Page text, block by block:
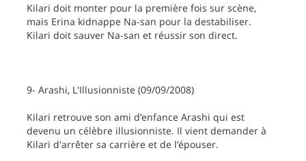
Kilari doit monter pour la première fois sur scène,
mais Erina kidnappe Na-san pour la destabiliser.
Kilari doit sauver Na-san et réussir son direct.
9- Arashi, L'Illusionniste (09/09/2008)
Kilari retrouve son ami d’enfance Arashi qui est
devenu un célèbre illusionniste. Il vient demander à
Kilari d'arrêter sa carrière et de l’épouser.